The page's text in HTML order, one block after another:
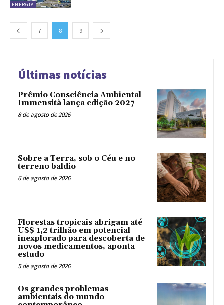
ENERGIA
7 8 9
Últimas notícias
Prêmio Consciência Ambiental
Immensità lança edição 2027
8 de agosto de 2026
Sobre a Terra, sob o Céu e no
terreno baldio
6 de agosto de 2026
Florestas tropicais abrigam até
US$ 1,2 trilhão em potencial
inexplorado para descoberta de
novos medicamentos, aponta
estudo
5 de agosto de 2026
Os grandes problemas
ambientais do mundo